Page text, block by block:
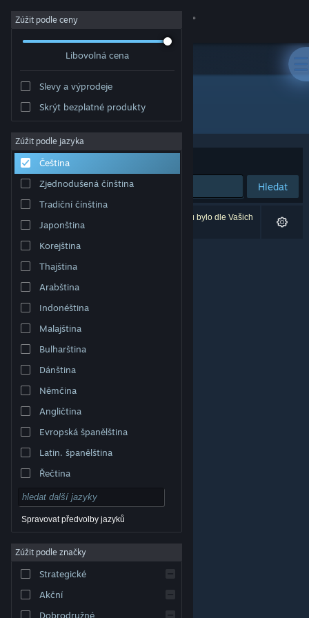
Přihlásit se
Komunita
Informace
Podpora
Změnit jazyk
Mobilní aplikace služby Steam
Desktopová verze stránky
© Valve Corporation. Všechna práva vyhrazena.
příslušných subjektů v USA a dalších zemích.
Smlouva o užívání služby Steam
Cookies
Zúžit podle ceny
Libovolná cena
Slevy a výprodeje
Skrýt bezplatné produkty
Zúžit podle jazyka
Čeština
Zjednodušená čínština
Tradiční čínština
Japonština
Korejština
Thajština
Arabština
Indonéština
Malajština
Bulharština
Dánština
Němčina
Angličtina
Evropská španělština
Latin. španělština
Řečtina
Spravovat předvolby jazyků
Zúžit podle značky
Strategické
Akční
Dobrodružné
Vývojář: Mas
Seřadit podle
Hledat
Vašemu zadání odpovídá 0 výsledků. 2 produktů bylo dle Vašich
předvoleb vyloučeno z výsledků vyhledávání.